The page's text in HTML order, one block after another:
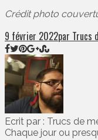
Crédit photo
9 février 2022par Trucs
Ecrit par : Trucs de
Chaque jour ou